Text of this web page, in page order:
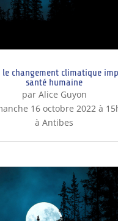
le changement climatique
santé humaine
par Alice Guyon
16 octobre 2022 à
à Antibes